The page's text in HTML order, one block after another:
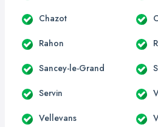
Chazot
Rahon
Sancey-le-Grand
Servin
Vellevans